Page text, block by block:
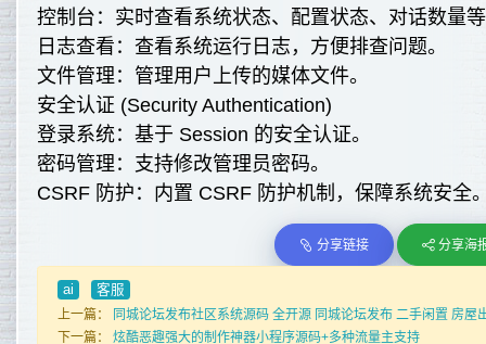
控制台：实时查看系统状态、配置状态、对话数量
日志查看：查看系统运行日志，方便排查问题。
文件管理：管理用户上传的媒体文件。
安全认证 (Security Authentication)
登录系统：基于 Session 的安全认证。
密码管理：支持修改管理员密码。
CSRF 防护：内置 CSRF 防护机制，保障系统安全
分享链接 分享海
ai
客服
上一篇：
同城论坛发布社区系统源码 全开源 同城论坛发布 二手闲置 房屋
下一篇： 炫酷恶趣强大的制作神器小程序源码+多种流量主支持